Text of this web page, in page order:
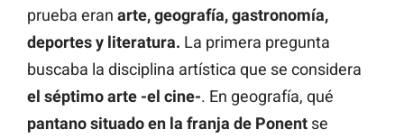
prueba eran arte, geografía, gastronomía,
deportes y literatura. La primera pregunta
buscaba la disciplina artística que se considera
el séptimo arte -el cine-. En geografía, qué
pantano situado en la franja de Ponent se